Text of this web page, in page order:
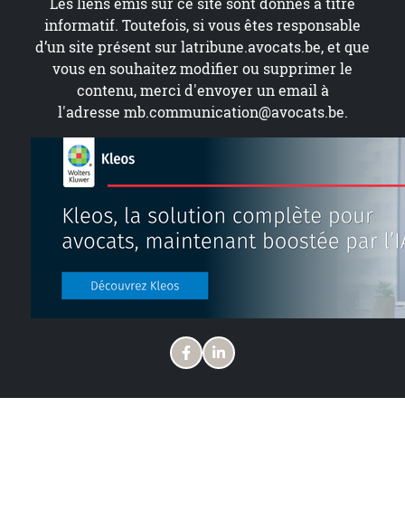
informatif. Toutefois, si vous êtes responsable
d’un site présent surlatribune.avocats.be, et que
vous en souhaitez modifier ou supprimer le
contenu, merci d'envoyer un email à
l'adresse mb.communication@avocats.be.